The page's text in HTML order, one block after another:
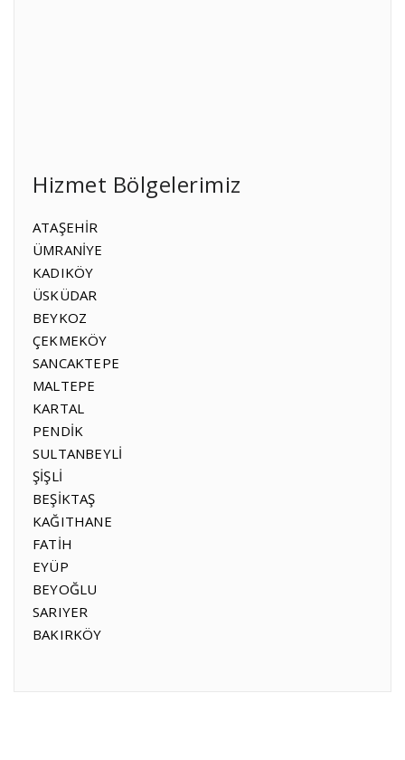
Hizmet Bölgelerimiz
ATAŞEHİR
ÜMRANİYE
KADIKÖY
ÜSKÜDAR
BEYKOZ
ÇEKMEKÖY
SANCAKTEPE
MALTEPE
KARTAL
PENDİK
SULTANBEYLİ
ŞİŞLİ
BEŞİKTAŞ
KAĞITHANE
FATİH
EYÜP
BEYOĞLU
SARIYER
BAKIRKÖY